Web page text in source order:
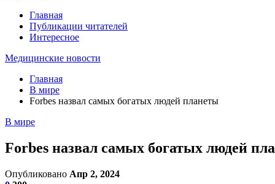
Главная
Публикации читателей
Интересное
Медицинские новости
Главная
В мире
Forbes назвал самых богатых людей планеты
В мире
Forbes назвал самых богатых людей
Опубликовано Апр 2, 2024